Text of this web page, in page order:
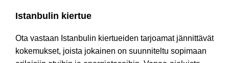
Istanbulin kiertue
Ota vastaan Istanbulin kiertueiden tarjoamat jännittävät
kokemukset, joista jokainen on suunniteltu sopimaan